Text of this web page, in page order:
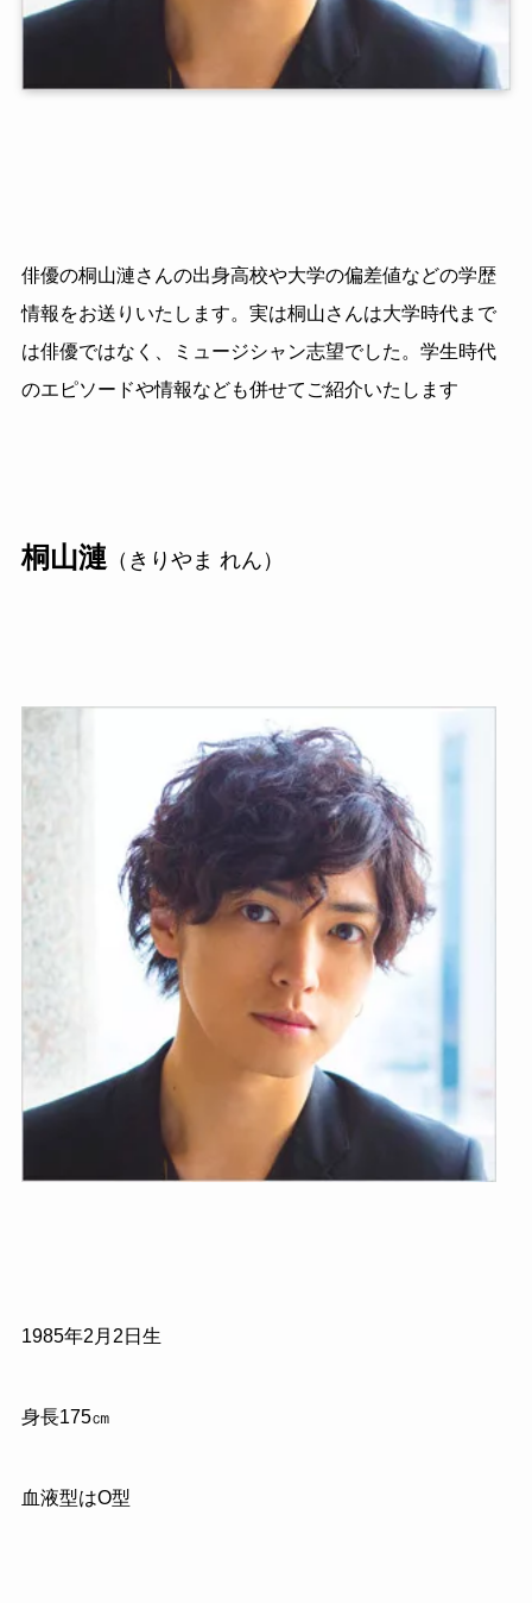
俳優の桐山漣さんの出身高校や大学の偏差値などの学歴
情報をお送りいたします。実は桐山さんは大学時代まで
は俳優ではなく、ミュージシャン志望でした。学生時代
のエピソードや情報なども併せてご紹介いたします
桐山漣 （きりやま れん）
1985年2 月 2 日生
身長175㎝
血液型はO型